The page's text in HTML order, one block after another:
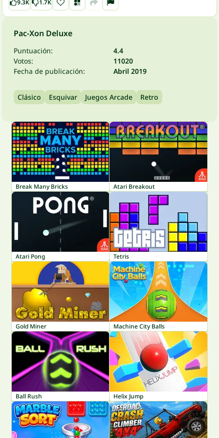
9.3K 1.7K
Pac-Xon Deluxe
Puntuación:
4.4
Votos:
11020
Fecha de publicación:
Abril 2019
Clásico Esquivar Juegos Arcade Retro
Break Many Bricks Atari Breakout
Atari Pong Tetris
Gold Miner Machine City Balls
Ball Rush Helix Jump